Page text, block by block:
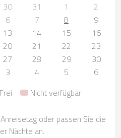
30 31 1
2
6 7 8
9
13 14 15
16
20 21 22
23
27 28 29
30
3 4 5
6
Frei Nicht verfügbar
oder passen Sie die
Nächte an.